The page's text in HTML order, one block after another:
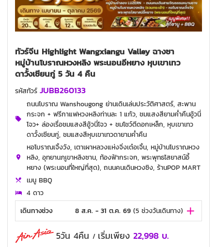
ทัวร์จีน Highlight Wangxiangu Valley ฉางซา
หมู่บ้านโบราณหวงหลิง พระนอนอีหยาง หุบเขาเทว
ดาวั้งเซียนกู่ 5 วัน 4 คืน
รหัสทัวร์ JUBB260133
ถนนโบราณ Wanshougong ย่านเดินเล่นประวัติศาสตร์, สะพาน
กระจก + ฟรีกาแฟหวงหลิงท่านละ 1 แก้ว, ชมแสงสียามค่ำคืนอู้วนี่
โจว+ ล่องเรื่อชมแสงสีอู้วนี่โจว + ชมโชว์ตีดอกเหล็ก, หุบเขาเทว
ดาวั้งเซียนกู่, ชมแสงสีหุบเขาเทวดายามค่ำคืน
หอโบราณเจิ้งวัง, เตาเผาหลวงแห่งจิ่งเต๋อเจิ้น, หมู่บ้านโบราณหวง
หลิง, อุทยานภเูขาหลิงซาน, ท้องฟ้ากระจก, พระพุทธไสยาสน์อี้
หยาง (พระนอนที่ใหญ่ที่สุด), ถนนคนเดินหวงซิง, ร้านPOP MART
เมนู BBQ
4 ดาว
เดินทางช่วง
8 ส.ค. - 31 ต.ค. 69 (5 ช่วงวันเดินทาง)
5วัน 4คืน / เริ่มเพียง 22,998 บ.